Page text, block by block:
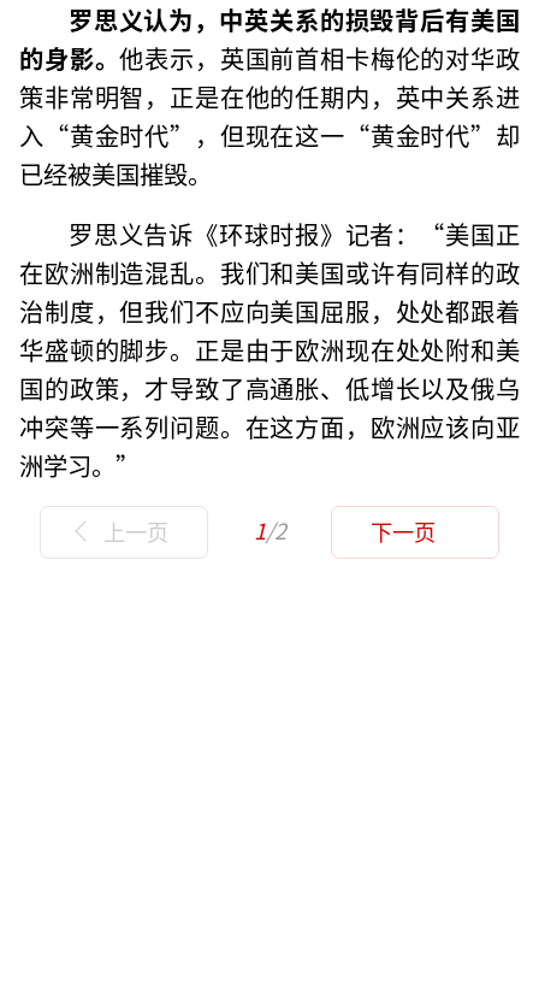
罗思义认为，中英关系的损毁背后有美国
的身影。他表示，英国前首相卡梅伦的对华政
策非常明智，正是在他的任期内，英中关系进
入“黄金时代”，但现在这一“黄金时代”却
已经被美国摧毁。
罗思义告诉《环球时报》记者：“美国正
在欧洲制造混乱。我们和美国或许有同样的政
治制度，但我们不应向美国屈服，处处都跟着
华盛顿的脚步。正是由于欧洲现在处处附和美
国的政策，才导致了高通胀、低增长以及俄乌
冲突等一系列问题。在这方面，欧洲应该向亚
洲学习。”
上一页 1/2 下一页